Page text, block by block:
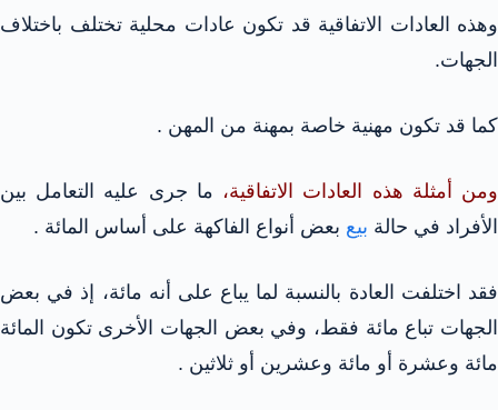
وهذه العادات الاتفاقية قد تكون عادات محلية تختلف باختلاف
الجهات.
كما قد تكون مهنية خاصة بمهنة من المهن .
ومن أمثلة هذه العادات الاتفاقية، ما جرى عليه التعامل بين
الأفراد في حالة بيع بعض أنواع الفاكهة على أساس المائة .
فقد اختلفت العادة بالنسبة لما يباع على أنه مائة، إذ في بعض
الجهات تباع مائة فقط، وفي بعض الجهات الأخرى تكون المائة
مائة وعشرة أو مائة وعشرين أو ثلاثين .